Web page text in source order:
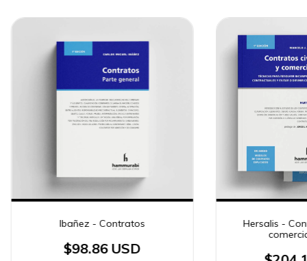
Ibañez - Contratos
$98.86 USD
Hersalis -